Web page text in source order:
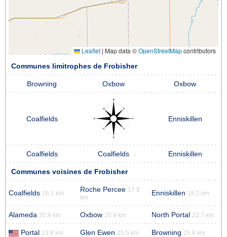
Leaflet | Map data ©OpenStreetMapcontributors
Communes limitrophes de Frobisher
Browning Oxbow Oxbow
Coalfields Enniskillen
Coalfields Coalfields Enniskillen
Communes voisines de Frobisher
Coalfields 16.1 km Roche Percee 17.9
km
Enniskillen 18.2 km
Alameda 20.9 km Oxbow 20.9 km North Portal 22.7 km
Portal 23.8 km Glen Ewen 25.5 km Browning 25.6 km